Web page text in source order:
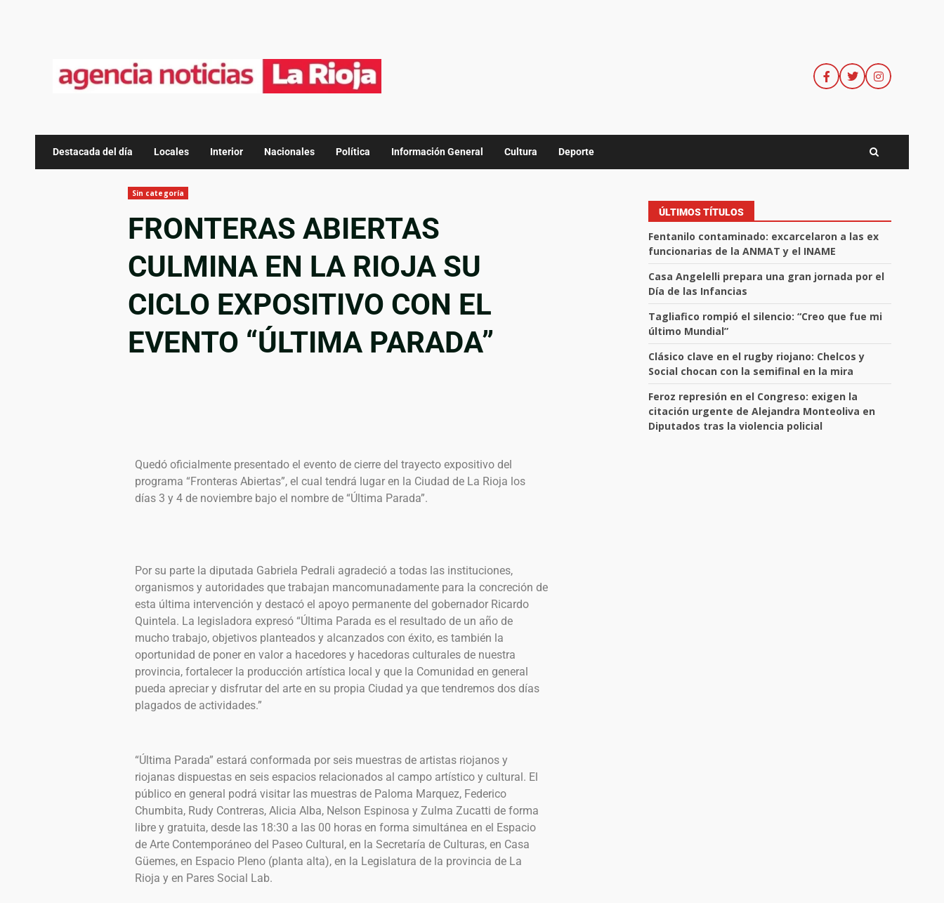
Destacada del día Locales Interior Nacionales Política Información General Cultura Deporte
Sin categoría
FRONTERAS ABIERTAS
CULMINA EN LA RIOJA SU
CICLO EXPOSITIVO CON EL
EVENTO “ÚLTIMA PARADA”
Quedó oficialmente presentado el evento de cierre del trayecto expositivo del
programa “Fronteras Abiertas”, el cual tendrá lugar en la Ciudad de La Rioja los
días 3 y 4 de noviembre bajo el nombre de “Última Parada”.
Por su parte la diputada Gabriela Pedrali agradeció a todas las instituciones,
organismos y autoridades que trabajan mancomunadamente para la concreción de
esta última intervención y destacó el apoyo permanente del gobernador Ricardo
Quintela. La legisladora expresó “Última Parada es el resultado de un año de
mucho trabajo, objetivos planteados y alcanzados con éxito, es también la
oportunidad de poner en valor a hacedores y hacedoras culturales de nuestra
provincia, fortalecer la producción artística local y que la Comunidad en general
pueda apreciar y disfrutar del arte en su propia Ciudad ya que tendremos dos días
plagados de actividades.”
“Última Parada” estará conformada por seis muestras de artistas riojanos y
riojanas dispuestas en seis espacios relacionados al campo artístico y cultural. El
público en general podrá visitar las muestras de Paloma Marquez, Federico
Chumbita, Rudy Contreras, Alicia Alba, Nelson Espinosa y Zulma Zucatti de forma
libre y gratuita, desde las 18:30 a las 00 horas en forma simultánea en el Espacio
de Arte Contemporáneo del Paseo Cultural, en la Secretaría de Culturas, en Casa
Güemes, en Espacio Pleno (planta alta), en la Legislatura de la provincia de La
Rioja y en Pares Social Lab.
ÚLTIMOS TÍTULOS
Fentanilo contaminado: excarcelaron a las ex
funcionarias de la ANMAT y el INAME
Casa Angelelli prepara una gran jornada por el
Día de las Infancias
Tagliafico rompió el silencio: “Creo que fue mi
último Mundial”
Clásico clave en el rugby riojano: Chelcos y
Social chocan con la semifinal en la mira
Feroz represión en el Congreso: exigen la
citación urgente de Alejandra Monteoliva en
Diputados tras la violencia policial